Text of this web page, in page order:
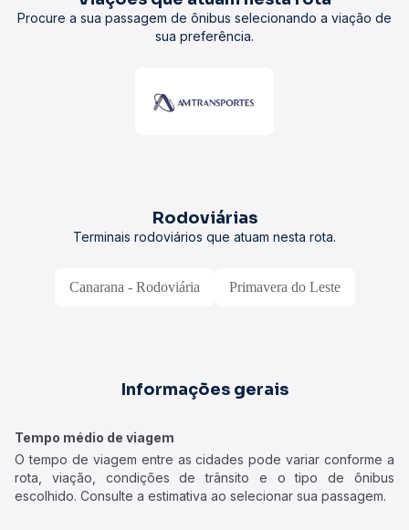
Procure a sua passagem de ônibus selecionando a viação de
sua preferência.
Rodoviárias
Terminais rodoviários que atuam nesta rota.
Canarana - Rodoviária Primavera do Leste
Informações gerais
Tempo médio de viagem
O tempo de viagem entre as cidades pode variar conforme a
rota, viação, condições de trânsito e o tipo de ônibus
escolhido. Consulte a estimativa ao selecionar sua passagem.